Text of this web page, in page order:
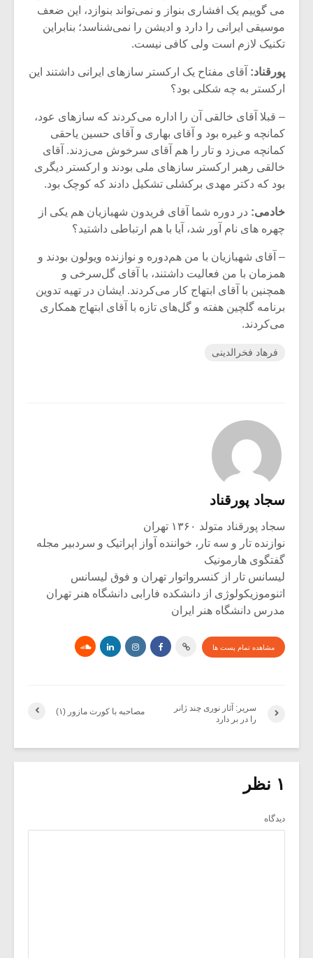
می گوییم یک افشاری بنواز و نمی‌تواند بنوازد، این ضعف
موسیقی ایرانی را دارد و ادیشن را نمی‌شناسد؛ بنابراین
تکنیک لازم است ولی کافی نیست.
پورقناد: آقای مفتاح یک ارکستر سازهای ایرانی داشتند این
ارکستر به چه شکلی بود؟
– قبلا آقای خالقی آن را اداره می‌کردند که سازهای عود،
کمانچه و غیره بود و آقای بهاری و آقای حسین یاحقی
کمانچه می‌زد و تار را هم آقای سرخوش می‌زدند. آقای
خالقی رهبر ارکستر سازهای ملی بودند و ارکستر دیگری
بود که دکتر مهدی برکشلی تشکیل دادند که کوچک بود.
خادمی: در دوره شما آقای فریدون شهبازیان هم یکی از
چهره های نام آور شد، آیا با هم ارتباطی داشتید؟
– آقای شهبازیان با من هم‌دوره و نوازنده ویولون بودند و
همزمان با من فعالیت داشتند، با آقای گل‌سرخی و
همچنین با آقای ابتهاج کار می‌کردند. ایشان در تهیه تدوین
برنامه گلچین هفته و گل‌های تازه با آقای ابتهاج همکاری
می‌کردند.
فرهاد فخرالدینی
سجاد پورقناد
سجاد پورقناد متولد ۱۳۶۰ تهران
نوازنده تار و سه تار، خواننده آواز اپراتیک و سردبیر مجله
گفتگوی هارمونیک
لیسانس تار از کنسرواتوار تهران و فوق لیسانس
اتنوموزیکولوژی از دانشکده فارابی دانشگاه هنر تهران
مدرس دانشگاه هنر ایران
مشاهده تمام پست ها
مصاحبه با کورت مازور (۱)
سریر: آثار نوری چند ژانر
را در بر دارد
۱ نظر
دیدگاه